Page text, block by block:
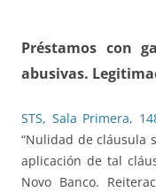
Préstamos con
abusivas.
STS, Sala Primera,
“Nulidad de cláusula
aplicación de tal
Novo Banco.